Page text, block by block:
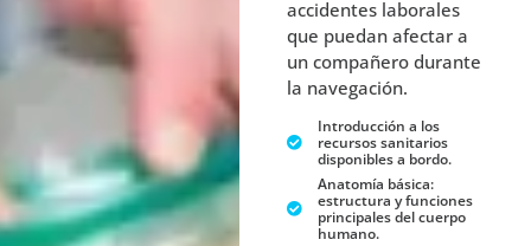
accidentes laborales
que puedan afectar a
un compañero durante
la navegación.
Introducción a los
recursos sanitarios
disponibles a bordo.
Anatomía básica:
estructura y funciones
principales del cuerpo
humano.